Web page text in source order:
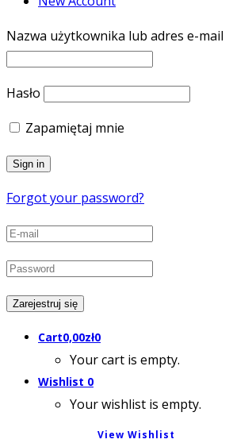
Nazwa użytkownika lub adres e-mail
Hasło
Zapamiętaj mnie
Forgot your password?
Cart0,00zł0
Your cart is empty.
Wishlist 0
Your wishlist is empty.
View Wishlist